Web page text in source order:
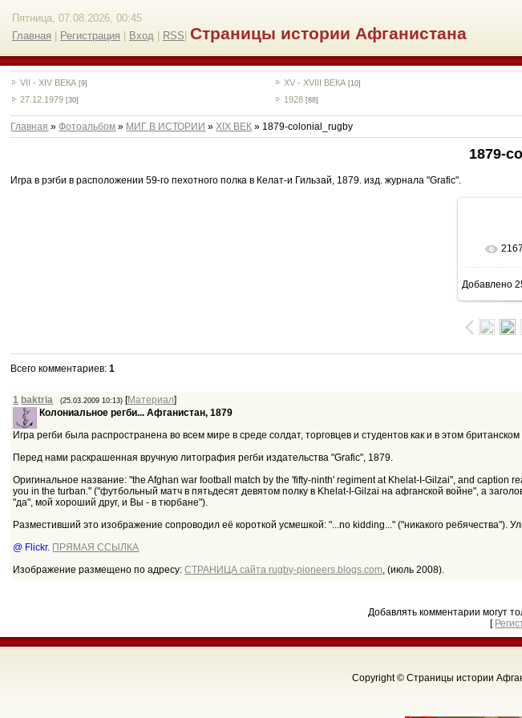
Пятница, 07.08.2026, 00:45
Главная
Регистрация Вход RSS Страницы истории Афганистана
VII - XIV ВЕКА [9] XV - XVIII ВЕКА [10]
27.12.1979 [30] 1928 [88]
Главная »Фотоальбом » МИГ В ИСТОРИИ »XIX ВЕК » 1879-сolonial_rugby
1879-
Игра в рэгби в расположении 59-го пехотного полка в Келат-и Гильзай, 1879. изд. журнала "Grafic".
В
2167
Добавлено
Всего комментариев:1
1 baktria (25.03.2009 10:13) [Материал]
Колониальное регби... Афганистан, 1879
Игра регби была распространена во всем мире в среде солдат, торговцев и студентов как и в этом
Перед нами раскрашенная вручную литография регби издательства "Grafic", 1879.
Оригинальное название: "the Afghan war football match by the 'fifty-ninth' regiment at Khelat-I-Gilzai", and caption
you in the turban." ("футбольный матч в пятьдесят девятом полку в Khelat-I-Gilzai на афганской войне", а
"да", мой хороший друг, и Вы - в тюрбане").
Разместивший это изображение сопроводил её короткой усмешкой: "...no kidding..." ("никакого ребячества").
@ Flickr. ПРЯМАЯ ССЫЛКА
Изображение размещено по адресу:СТРАНИЦА сайта rugby-pioneers.blogs.com, (июль 2008).
Добавлять комментарии могут
[
Copyright © Страницы истории